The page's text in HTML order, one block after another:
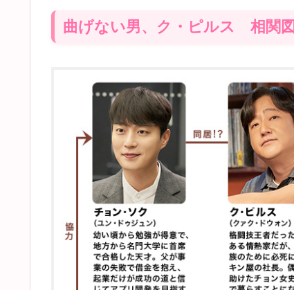
曲げない男、ク・ピルス 相関図